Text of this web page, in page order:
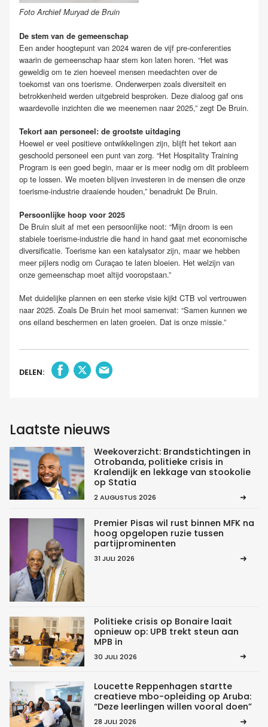
Foto Archief Muryad de Bruin
De stem van de gemeenschap
Een ander hoogtepunt van 2024 waren de vijf pre-conferenties
waarin de gemeenschap haar stem kon laten horen. “Het was
geweldig om te zien hoeveel mensen meedachten over de
toekomst van ons toerisme. Onderwerpen zoals diversiteit en
betrokkenheid werden uitgebreid besproken. Deze dialoog gaf ons
waardevolle inzichten die we meenemen naar 2025,” zegt De Bruin.
Tekort aan personeel: de grootste uitdaging
Hoewel er veel positieve ontwikkelingen zijn, blijft het tekort aan
geschoold personeel een punt van zorg. “Het Hospitality Training
Program is een goed begin, maar er is meer nodig om dit probleem
op te lossen. We moeten blijven investeren in de mensen die onze
toerisme-industrie draaiende houden,” benadrukt De Bruin.
Persoonlijke hoop voor 2025
De Bruin sluit af met een persoonlijke noot: “Mijn droom is een
stabiele toerisme-industrie die hand in hand gaat met economische
diversificatie. Toerisme kan een katalysator zijn, maar we hebben
meer pijlers nodig om Curaçao te laten bloeien. Het welzijn van
onze gemeenschap moet altijd vooropstaan.”
Met duidelijke plannen en een sterke visie kijkt CTB vol vertrouwen
naar 2025. Zoals De Bruin het mooi samenvat: “Samen kunnen we
ons eiland beschermen en laten groeien. Dat is onze missie.”
DELEN:
Laatste nieuws
Weekoverzicht: Brandstichtingen in
Otrobanda, politieke crisis in
Kralendijk en lekkage van stookolie
op Statia
2 AUGUSTUS 2026
Premier Pisas wil rust binnen MFK na
hoog opgelopen ruzie tussen
partijprominenten
31 JULI 2026
Politieke crisis op Bonaire laait
opnieuw op: UPB trekt steun aan
MPB in
30 JULI 2026
Loucette Reppenhagen startte
creatieve mbo-opleiding op Aruba:
“Deze leerlingen willen vooral doen”
28 JULI 2026